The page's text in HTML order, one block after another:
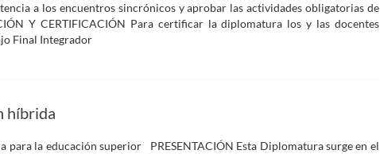
a los encuentros sincrónicos y aprobar las actividades obligatorias de
Y CERTIFICACIÓN Para certificar la diplomatura los y las docentes
Final Integrador
híbrida
la educación superior PRESENTACIÓN Esta Diplomatura surge en el